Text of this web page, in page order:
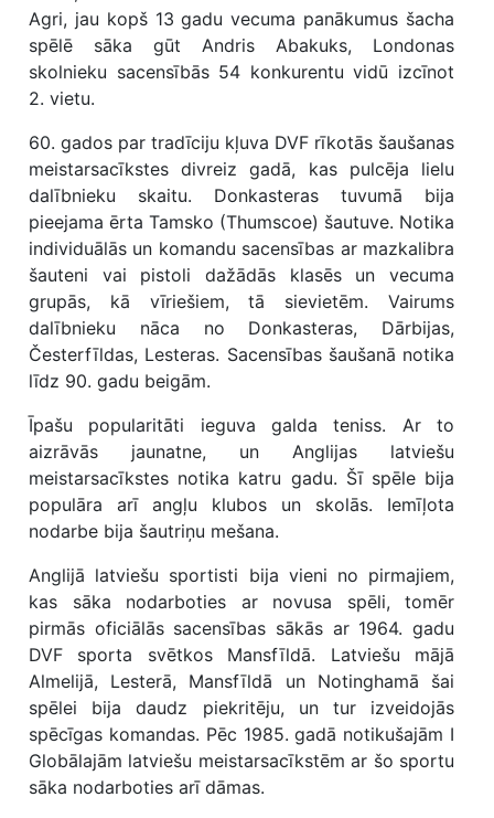
Agri, jau kopš 13 gadu vecuma panākumus šacha
spēlē sāka gūt Andris Abakuks, Londonas
skolnieku sacensībās 54 konkurentu vidū izcīnot
2. vietu.
60. gados par tradīciju kļuva DVF rīkotās šaušanas
meistarsacīkstes divreiz gadā, kas pulcēja lielu
dalībnieku skaitu. Donkasteras tuvumā bija
pieejama ērta Tamsko (Thumscoe) šautuve. Notika
individuālās un komandu sacensības ar mazkalibra
šauteni vai pistoli dažādās klasēs un vecuma
grupās, kā vīriešiem, tā sievietēm. Vairums
dalībnieku nāca no Donkasteras, Dārbijas,
Česterfīldas, Lesteras. Sacensības šaušanā notika
līdz 90. gadu beigām.
Īpašu popularitāti ieguva galda teniss. Ar to
aizrāvās jaunatne, un Anglijas latviešu
meistarsacīkstes notika katru gadu. Šī spēle bija
populāra arī angļu klubos un skolās. Iemīļota
nodarbe bija šautriņu mešana.
Anglijā latviešu sportisti bija vieni no pirmajiem,
kas sāka nodarboties ar novusa spēli, tomēr
pirmās oficiālās sacensības sākās ar 1964. gadu
DVF sporta svētkos Mansfīldā. Latviešu mājā
Almelijā, Lesterā, Mansfīldā un Notinghamā šai
spēlei bija daudz piekritēju, un tur izveidojās
spēcīgas komandas. Pēc 1985. gadā notikušajām I
Globālajām latviešu meistarsacīkstēm ar šo sportu
sāka nodarboties arī dāmas.